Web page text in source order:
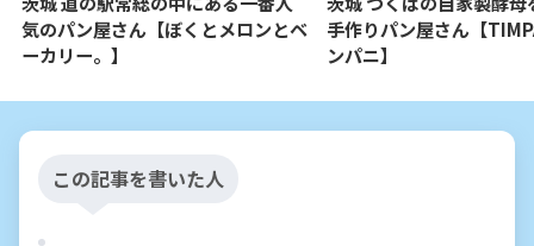
気のパン屋さん【ぼくとメロンとベ
ーカリー。】
手作りパン屋さん【
ンパニ】
この記事を書いた人